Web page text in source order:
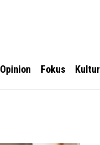
Opinion Fokus Kultur